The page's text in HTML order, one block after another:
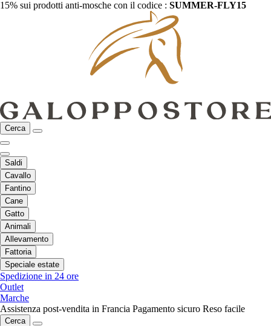
15% sui prodotti anti-mosche con il codice : SUMMER-FLY15
Cerca
Saldi
Cavallo
Fantino
Cane
Gatto
Animali
Allevamento
Fattoria
Speciale estate
Spedizione in 24 ore
Outlet
Marche
Assistenza post-vendita in Francia Pagamento sicuro Reso facile
Cerca